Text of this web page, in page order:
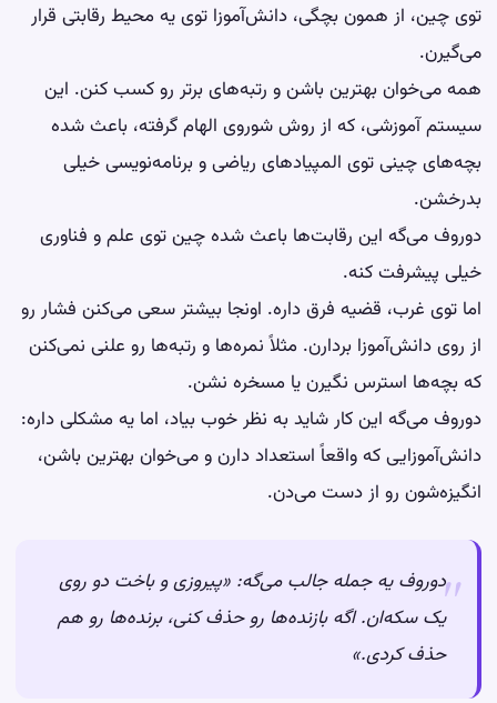
توی چین، از همون بچگی، دانش‌آموزا توی یه محیط رقابتی قرار
می‌گیرن.
همه می‌خوان بهترین باشن و رتبه‌های برتر رو کسب کنن. این
سیستم آموزشی، که از روش شوروی الهام گرفته، باعث شده
بچه‌های چینی توی المپیادهای ریاضی و برنامه‌نویسی خیلی
بدرخشن.
دوروف می‌گه این رقابت‌ها باعث شده چین توی علم و فناوری
خیلی پیشرفت کنه.
اما توی غرب، قضیه فرق داره. اونجا بیشتر سعی می‌کنن فشار رو
از روی دانش‌آموزا بردارن. مثلاً نمره‌ها و رتبه‌ها رو علنی نمی‌کنن
که بچه‌ها استرس نگیرن یا مسخره نشن.
دوروف می‌گه این کار شاید به نظر خوب بیاد، اما یه مشکلی داره:
دانش‌آموزایی که واقعاً استعداد دارن و می‌خوان بهترین باشن،
انگیزه‌شون رو از دست می‌دن.
دوروف یه جمله جالب می‌گه: «پیروزی و باخت دو روی
یک سکه‌ان. اگه بازنده‌ها رو حذف کنی، برنده‌ها رو هم
حذف کردی.»